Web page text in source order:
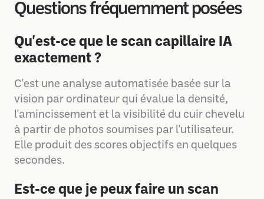
Questions fréquemment posées
Qu'est-ce que le scan capillaire IA
exactement ?
C'est une analyse automatisée basée sur la
vision par ordinateur qui évalue la densité,
l'amincissement et la visibilité du cuir chevelu
à partir de photos soumises par l'utilisateur.
Elle produit des scores objectifs en quelques
secondes.
Est-ce que je peux faire un scan